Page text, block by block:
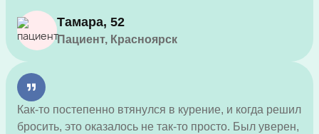
Тамара, 52
Пациент, Красноярск
Как-то постепенно втянулся в курение, и когда решил
бросить, это оказалось не так-то просто. Был уверен,